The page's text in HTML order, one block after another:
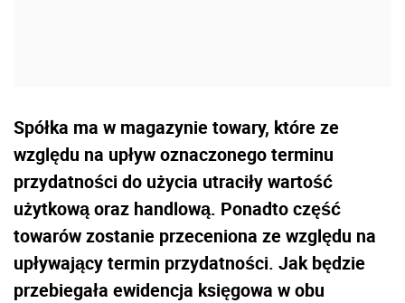
Spółka ma w magazynie towary, które ze
względu na upływ oznaczonego terminu
przydatności do użycia utraciły wartość
użytkową oraz handlową. Ponadto część
towarów zostanie przeceniona ze względu na
upływający termin przydatności. Jak będzie
przebiegała ewidencja księgowa w obu